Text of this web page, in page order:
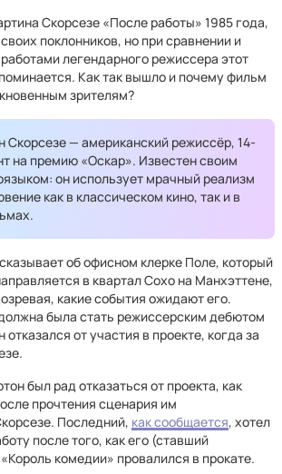
Скорсезе «После работы» 1985 года,
поклонников, но при сравнении и
легендарного режиссера этот
Как так вышло и почему фильм
зрителям?
Скорсезе — американский режиссёр, 14-
на премию «Оскар». Известен своим
он использует мрачный реализм
как в классическом кино, так и в
об офисном клерке Поле, который
в квартал Сохо на Манхэттене,
какие события ожидают его.
была стать режиссерским дебютом
от участия в проекте, когда за
был рад отказаться от проекта, как
прочтения сценария им
Последний, как сообщается, хотел
после того, как его (ставший
комедии» провалился в прокате.